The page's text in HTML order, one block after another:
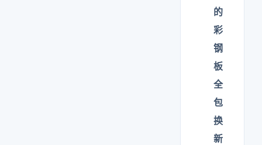
的
彩
钢
板
全
包
换
新